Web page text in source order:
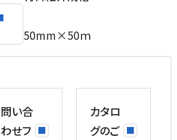
50mm×50ｍ
問い合
わせフ
カタロ
グのご